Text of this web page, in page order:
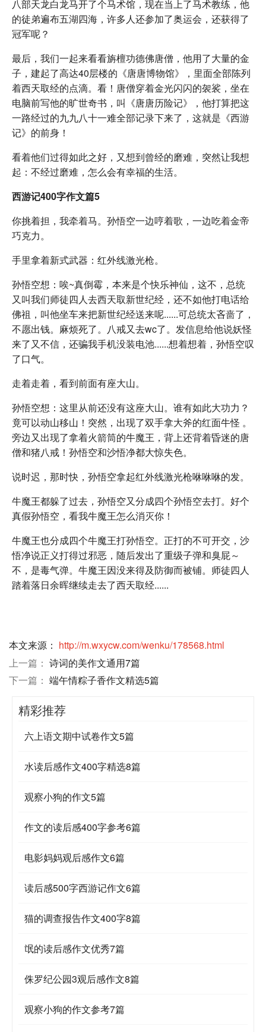
八部天龙白龙马开了个马术馆，现在当上了马术教练，他
的徒弟遍布五湖四海，许多人还参加了奥运会，还获得了
冠军呢？
最后，我们一起来看看旃檀功德佛唐僧，他用了大量的金
子，建起了高达40层楼的《唐唐博物馆》，里面全部陈列
着西天取经的点滴。看！唐僧穿着金光闪闪的袈裟，坐在
电脑前写他的旷世奇书，叫《唐唐历险记》，他打算把这
一路经过的九九八十一难全部记录下来了，这就是《西游
记》的前身！
看着他们过得如此之好，又想到曾经的磨难，突然让我想
起：不经过磨难，怎么会有幸福的生活。
西游记400字作文篇5
你挑着担，我牵着马。孙悟空一边哼着歌，一边吃着金帝
巧克力。
手里拿着新式武器：红外线激光枪。
孙悟空想：唉~真倒霉，本来是个快乐神仙，这不，总统
又叫我们师徒四人去西天取新世纪经，还不如他打电话给
佛祖，叫他坐车来把新世纪经送来呢......可总统太吝啬了，
不愿出钱。麻烦死了。八戒又去wc了。发信息给他说妖怪
来了又不信，还骗我手机没装电池......想着想着，孙悟空叹
了口气。
走着走着，看到前面有座大山。
孙悟空想：这里从前还没有这座大山。谁有如此大功力？
竟可以动山移山！突然，出现了双手拿大斧的红面牛怪 。
旁边又出现了拿着火箭筒的牛魔王，背上还背着昏迷的唐
僧和猪八戒！孙悟空和沙悟净都大惊失色。
说时迟，那时快，孙悟空拿起红外线激光枪咻咻咻的发。
牛魔王都躲了过去，孙悟空又分成四个孙悟空去打。好个
真假孙悟空，看我牛魔王怎么消灭你！
牛魔王也分成四个牛魔王打孙悟空。正打的不可开交，沙
悟净说正义打得过邪恶，随后发出了重级子弹和臭屁～
不，是毒气弹。牛魔王因没来得及防御而被铺。师徒四人
踏着落日余晖继续走去了西天取经......
本文来源： http://m.wxycw.com/wenku/178568.html
上一篇： 诗词的美作文通用7篇
下一篇： 端午情粽子香作文精选5篇
精彩推荐
六上语文期中试卷作文5篇
水读后感作文400字精选8篇
观察小狗的作文5篇
作文的读后感400字参考6篇
电影妈妈观后感作文6篇
读后感500字西游记作文6篇
猫的调查报告作文400字8篇
氓的读后感作文优秀7篇
侏罗纪公园3观后感作文8篇
观察小狗的作文参考7篇